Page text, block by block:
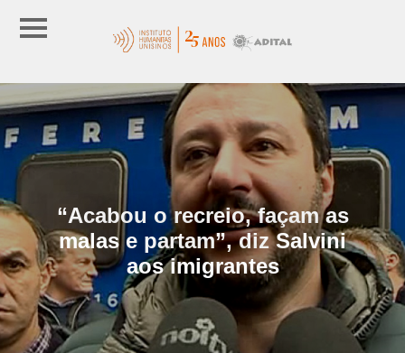
“Acabou o recreio, façam as
malas e partam”, diz Salvini
aos imigrantes